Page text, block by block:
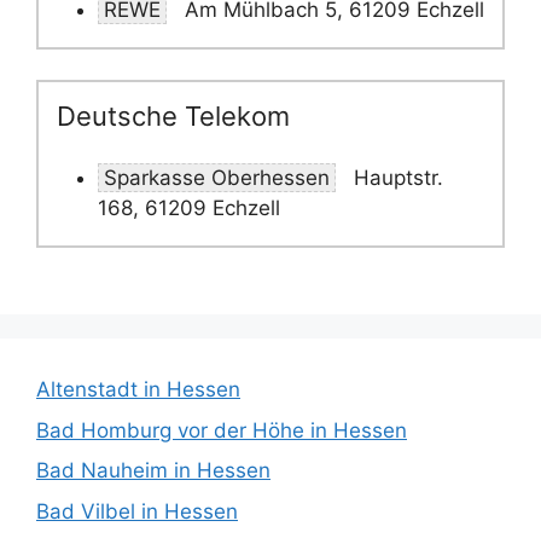
REWE
Am Mühlbach 5, 61209 Echzell
Deutsche Telekom
Sparkasse Oberhessen
Hauptstr.
168, 61209 Echzell
Altenstadt in Hessen
Bad Homburg vor der Höhe in Hessen
Bad Nauheim in Hessen
Bad Vilbel in Hessen